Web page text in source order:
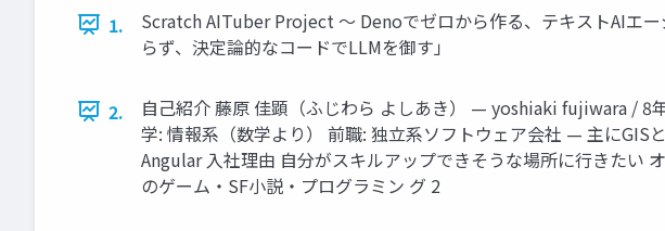
1.
Scratch AITuber Project ～ Denoでゼロから作る、テキストAIエ
らず、決定論的なコードでLLMを御す」
2.
自己紹介 藤原 佳顕（ふじわら よしあき） — yoshiaki fujiwara / 8
学: 情報系（数学より） 前職: 独立系ソフトウェア会社 — 主にGIS
Angular 入社理由 自分がスキルアップできそうな場所に行きたい
のゲーム・SF小説・プログラミン グ 2